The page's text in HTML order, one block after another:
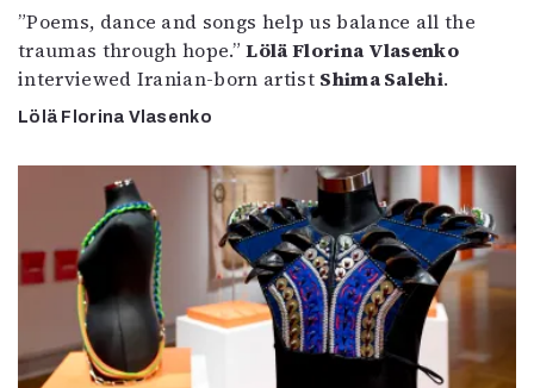
”Poems, dance and songs help us balance all the
traumas through hope.”Lölä Florina Vlasenko
interviewed Iranian-born artist Shima Salehi.
Lölä Florina Vlasenko